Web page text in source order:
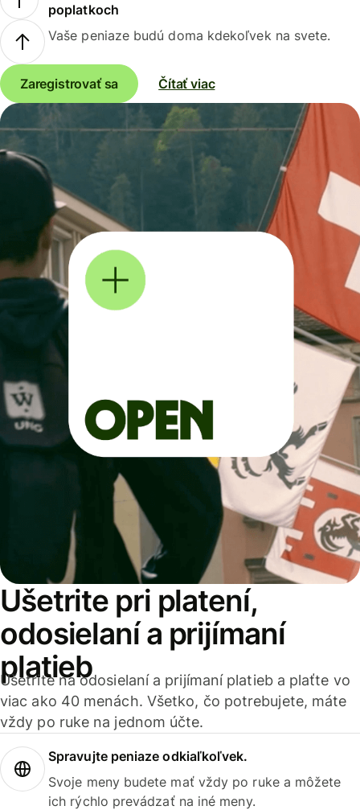
poplatkoch
Vaše peniaze budú doma kdekoľvek na svete.
Zaregistrovať sa Čítať viac
Ušetrite pri platení,
odosielaní a prijímaní
platieb
Ušetrite na odosielaní a prijímaní platieb a plaťte vo
viac ako 40 menách. Všetko, čo potrebujete, máte
vždy po ruke na jednom účte.
Spravujte peniaze odkiaľkoľvek.
Svoje meny budete mať vždy po ruke a môžete
ich rýchlo prevádzať na iné meny.